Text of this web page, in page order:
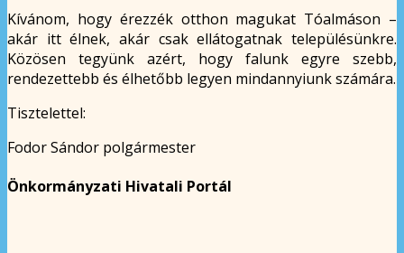
Kívánom, hogy érezzék otthon magukat Tóalmáson –
akár itt élnek, akár csak ellátogatnak településünkre.
Közösen tegyünk azért, hogy falunk egyre szebb,
rendezettebb és élhetőbb legyen mindannyiunk számára.
Tisztelettel:
Fodor Sándor polgármester
Önkormányzati Hivatali Portál